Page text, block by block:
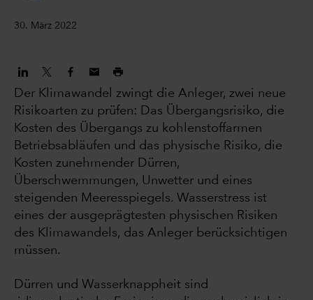
30. März 2022
Der Klimawandel zwingt die Anleger, zwei neue
Risikoarten zu prüfen: Das Übergangsrisiko, die
Kosten des Übergangs zu kohlenstoffarmen
Betriebsabläufen und das physische Risiko, die
Kosten zunehmender Dürren,
Überschwemmungen, Unwetter und eines
steigenden Meeresspiegels. Wasserstress ist
eines der ausgeprägtesten physischen Risiken
des Klimawandels, das Anleger berücksichtigen
müssen.
Dürren und Wasserknappheit sind